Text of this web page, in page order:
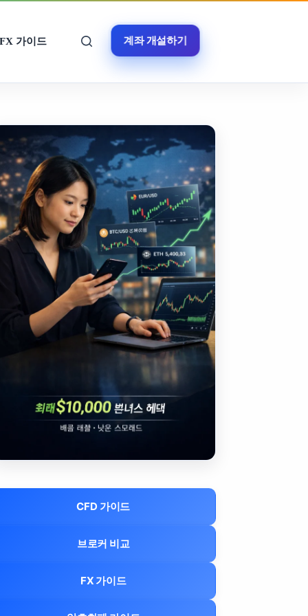
FX 가이드 계좌 개설하기
CFD 가이드
브로커 비교
FX 가이드